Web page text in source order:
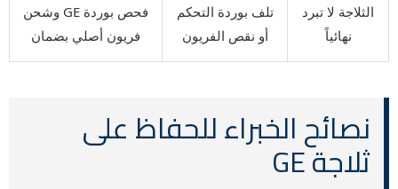
الثلاجة لا تبرد
نهائياً
تلف بوردة التحكم
أو نقص الفريون
فحص بوردة GE وشحن
فريون أصلي بضمان
نصائح الخبراء للحفاظ على
ثلاجة GE